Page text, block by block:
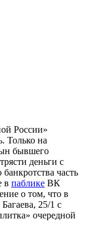
России»
Только на
бывшего
деньги с
часть
в паблике ВК
о том, что в
25/1 с
очередной